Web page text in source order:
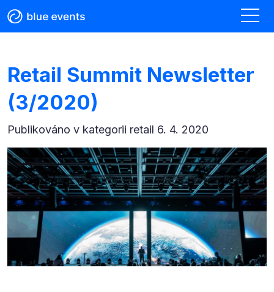
Retail Summit Newsletter
(3/2020)
Publikováno v kategorii retail 6. 4. 2020